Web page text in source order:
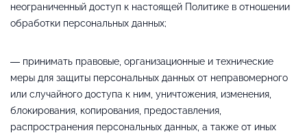
неограниченный доступ к настоящей Политике в отношении
обработки персональных данных;
— принимать правовые, организационные и технические
меры для защиты персональных данных от неправомерного
или случайного доступа к ним, уничтожения, изменения,
блокирования, копирования, предоставления,
распространения персональных данных, а также от иных